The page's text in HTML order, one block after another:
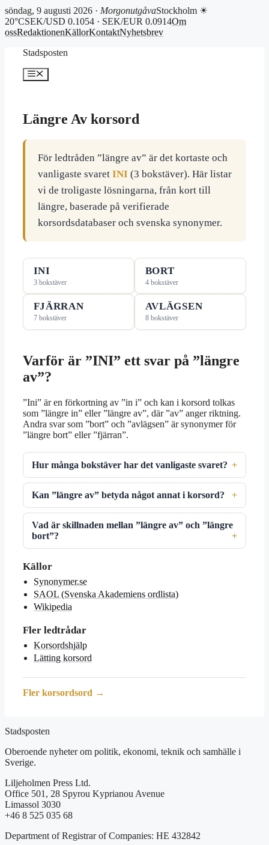
söndag, 9 augusti 2026 · MorgonutgåvaStockholm ☀
20°CSEK/USD 0.1054 · SEK/EUR 0.0914Om
ossRedaktionenKällorKontaktNyhetsbrev
Stadsposten
Meny
Längre Av korsord
För ledtråden ”längre av” är det kortaste och
vanligaste svaret INI (3 bokstäver). Här listar
vi de troligaste lösningarna, från kort till
längre, baserade på verifierade
korsordsdatabaser och svenska synonymer.
INI
3 bokstäver
BORT
4 bokstäver
FJÄRRAN
7 bokstäver
AVLÄGSEN
8 bokstäver
Varför är ”INI” ett svar på ”längre
av”?
”Ini” är en förkortning av ”in i” och kan i korsord tolkas
som ”längre in” eller ”längre av”, där ”av” anger riktning.
Andra svar som ”bort” och ”avlägsen” är synonymer för
”längre bort” eller ”fjärran”.
Hur många bokstäver har det vanligaste svaret?
Kan ”längre av” betyda något annat i korsord?
Vad är skillnaden mellan ”längre av” och ”längre
bort”?
Källor
Synonymer.se
SAOL (Svenska Akademiens ordlista)
Wikipedia
Fler ledtrådar
Korsordshjälp
Lätting korsord
Fler korsordsord →
Stadsposten
Oberoende nyheter om politik, ekonomi, teknik och samhälle i
Sverige.
Liljeholmen Press Ltd.
Office 501, 28 Spyrou Kyprianou Avenue
Limassol 3030
+46 8 525 035 68
Department of Registrar of Companies: HE 432842